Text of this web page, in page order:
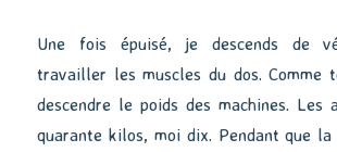
Une fois épuisé, je descends de
travailler les muscles du dos. Comme
descendre le poids des machines. Les
quarante kilos, moi dix. Pendant que